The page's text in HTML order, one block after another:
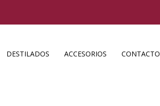
DESTILADOS ACCESORIOS CONTACTO